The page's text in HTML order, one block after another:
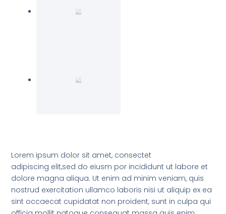
Lorem ipsum dolor sit amet, consectet
adipiscing elit,sed do eiusm por incididunt ut labore et
dolore magna aliqua. Ut enim ad minim veniam, quis
nostrud exercitation ullamco laboris nisi ut aliquip ex ea
sint occaecat cupidatat non proident, sunt in culpa qui